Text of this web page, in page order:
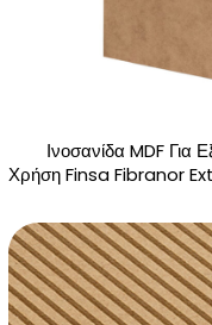
Ινοσανίδα MDF Για
Χρήση Finsa Fibranor